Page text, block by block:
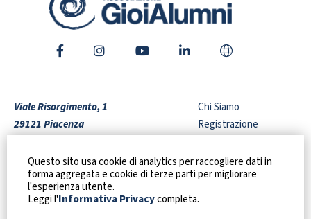
Questo sito usa cookie di analytics per raccogliere dati in
forma aggregata e cookie di terze parti per migliorare
l'esperienza utente.
Leggi l'Informativa Privacycompleta.
Viale Risorgimento, 1
29121 Piacenza
Codice Fiscale:91128910337
+39 0523 306209
Chi Siamo
Registrazione
Video Interviste
Agenda